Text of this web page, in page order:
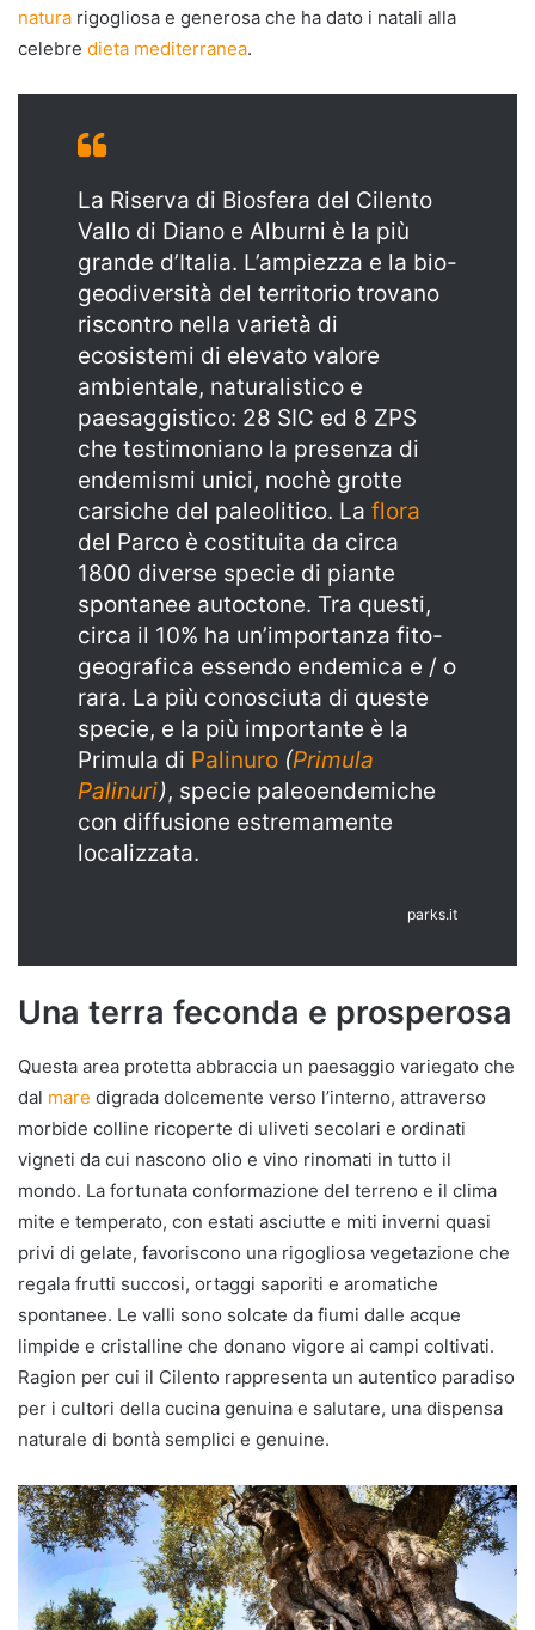
natura rigogliosa e generosa che ha dato i natali alla
celebre dieta mediterranea.
La Riserva di Biosfera del Cilento
Vallo di Diano e Alburni è la più
grande d’Italia. L’ampiezza e la bio-
geodiversità del territorio trovano
riscontro nella varietà di
ecosistemi di elevato valore
ambientale, naturalistico e
paesaggistico: 28 SIC ed 8 ZPS
che testimoniano la presenza di
endemismi unici, nochè grotte
carsiche del paleolitico. La flora
del Parco è costituita da circa
1800 diverse specie di piante
spontanee autoctone. Tra questi,
circa il 10% ha un’importanza fito-
geografica essendo endemica e / o
rara. La più conosciuta di queste
specie, e la più importante è la
Primula di Palinuro (Primula
Palinuri), specie paleoendemiche
con diffusione estremamente
localizzata.
parks.it
Una terra feconda e prosperosa
Questa area protetta abbraccia un paesaggio variegato che
dal mare digrada dolcemente verso l’interno, attraverso
morbide colline ricoperte di uliveti secolari e ordinati
vigneti da cui nascono olio e vino rinomati in tutto il
mondo. La fortunata conformazione del terreno e il clima
mite e temperato, con estati asciutte e miti inverni quasi
privi di gelate, favoriscono una rigogliosa vegetazione che
regala frutti succosi, ortaggi saporiti e aromatiche
spontanee. Le valli sono solcate da fiumi dalle acque
limpide e cristalline che donano vigore ai campi coltivati.
Ragion per cui il Cilento rappresenta un autentico paradiso
per i cultori della cucina genuina e salutare, una dispensa
naturale di bontà semplici e genuine.